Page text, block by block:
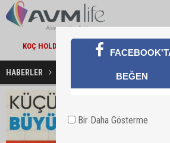
KOÇ HOLDING'TEN YILIN İLK 6 AYINDA 1,7
HABERLER Çocuk Etkinlikleri Haberleri
BEĞEN
Bir Daha Gösterme